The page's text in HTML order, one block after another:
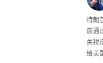
特朗
前通
关税
给美